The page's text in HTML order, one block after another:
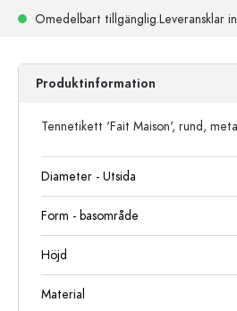
Omedelbart tillgänglig.Leveransklar
Produktinformation
Tennetikett 'Fait Maison', rund,
Diameter - Utsida
Form - basområde
Höjd
Material